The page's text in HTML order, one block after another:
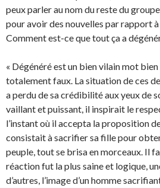
peux parler au nom du reste du
pour avoir des nouvelles par rapport
Comment est-ce que tout ça a
« Dégénéré est un bien vilain mot bien
totalement faux. La situation de ces
a perdu de sa crédibilité aux yeux de
vaillant et puissant, il inspirait le
l’instant où il accepta la proposition
consistait à sacrifier sa fille pour
peuple, tout se brisa en morceaux. Il
réaction fut la plus saine et logique,
d’autres, l’image d’un homme